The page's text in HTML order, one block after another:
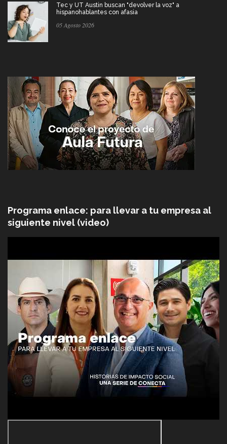
Tec y UT Austin buscan "devolver la voz" a
hispanohablantes con afasia
05 Agosto 2026
Programa enlace: para llevar a tu empresa al
siguiente nivel (video)